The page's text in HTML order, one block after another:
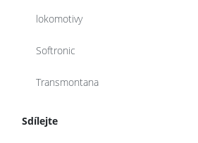
lokomotivy
Softronic
Transmontana
Sdílejte